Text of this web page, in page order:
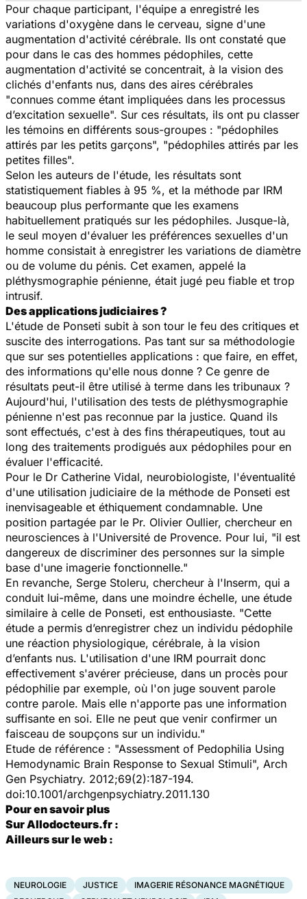
Pour chaque participant, l'équipe a enregistré les
variations d'oxygène dans le cerveau, signe d'une
augmentation d'activité cérébrale. Ils ont constaté que
pour dans le cas des hommes pédophiles, cette
augmentation d'activité se concentrait, à la vision des
clichés d'enfants nus, dans des aires cérébrales
"connues comme étant impliquées dans les processus
d’excitation sexuelle". Sur ces résultats, ils ont pu classer
les témoins en différents sous-groupes : "pédophiles
attirés par les petits garçons", "pédophiles attirés par les
petites filles".
Selon les auteurs de l'étude, les résultats sont
statistiquement fiables à 95 %, et la méthode par IRM
beaucoup plus performante que les examens
habituellement pratiqués sur les pédophiles. Jusque-là,
le seul moyen d'évaluer les préférences sexuelles d'un
homme consistait à enregistrer les variations de diamètre
ou de volume du pénis. Cet examen, appelé la
pléthysmographie pénienne, était jugé peu fiable et trop
intrusif.
Des applications judiciaires ?
L'étude de Ponseti subit à son tour le feu des critiques et
suscite des interrogations. Pas tant sur sa méthodologie
que sur ses potentielles applications : que faire, en effet,
des informations qu'elle nous donne ? Ce genre de
résultats peut-il être utilisé à terme dans les tribunaux ?
Aujourd'hui, l'utilisation des tests de pléthysmographie
pénienne n'est pas reconnue par la justice. Quand ils
sont effectués, c'est à des fins thérapeutiques, tout au
long des traitements prodigués aux pédophiles pour en
évaluer l'efficacité.
Pour le Dr Catherine Vidal, neurobiologiste, l'éventualité
d'une utilisation judiciaire de la méthode de Ponseti est
inenvisageable et éthiquement condamnable. Une
position partagée par le Pr. Olivier Oullier, chercheur en
neurosciences à l'Université de Provence. Pour lui, "il est
dangereux de discriminer des personnes sur la simple
base d'une imagerie fonctionnelle."
En revanche, Serge Stoleru, chercheur à l'Inserm, qui a
conduit lui-même, dans une moindre échelle, une étude
similaire à celle de Ponseti, est enthousiaste. "Cette
étude a permis d’enregistrer chez un individu pédophile
une réaction physiologique, cérébrale, à la vision
d’enfants nus. L'utilisation d'une IRM pourrait donc
effectivement s'avérer précieuse, dans un procès pour
pédophilie par exemple, où l'on juge souvent parole
contre parole. Mais elle n'apporte pas une information
suffisante en soi. Elle ne peut que venir confirmer un
faisceau de soupçons sur un individu."
Etude de référence : "Assessment of Pedophilia Using
Hemodynamic Brain Response to Sexual Stimuli", Arch
Gen Psychiatry. 2012;69(2):187-194.
doi:10.1001/archgenpsychiatry.2011.130
Pour en savoir plus
Sur Allodocteurs.fr :
Ailleurs sur le web :
NEUROLOGIE JUSTICE
IMAGERIE RÉSONANCE MAGNÉTIQUE